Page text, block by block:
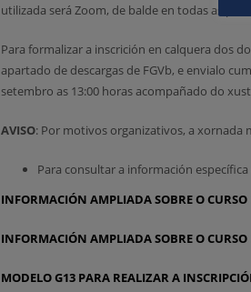
utilizada será Zoom, de balde en todas as
Para formalizar a inscrición en calquera dos
apartado de descargas de FGVb, e envialo
setembro as 13:00 horas acompañado do
AVISO: Por motivos organizativos, a xornada
Para consultar a información
INFORMACIÓN AMPLIADA SOBRE O CURSO
INFORMACIÓN AMPLIADA SOBRE O CURSO
MODELO G13 PARA REALIZAR A